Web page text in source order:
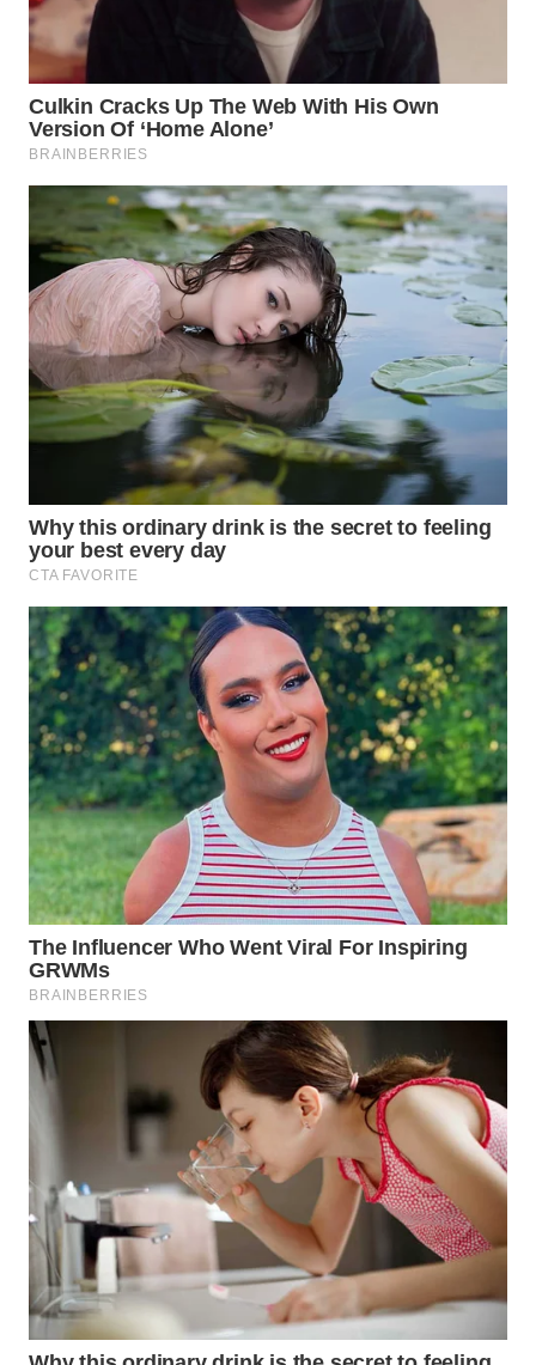
UTARA
WN
SAMOSIR
PADANG
LAWAS
WN
SUMEDANG
WN
CIANJUR
KEPULAUAN
SERIBU
WN
TANGERANG
WN
BINJAI
WN
CIREBON
INDRAMAYU
WN
KUNINGAN
WN
MAJALENGKA
WN
SUKABUMI
WN
PURWAKARTA